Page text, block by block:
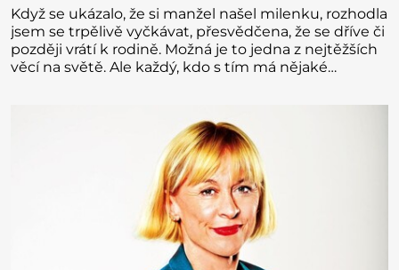
Když se ukázalo, že si manžel našel milenku, rozhodla
jsem se trpělivě vyčkávat, přesvědčena, že se dříve či
později vrátí k rodině. Možná je to jedna z nejtěžších
věcí na světě. Ale každý, kdo s tím má nějaké
znatelně se vám uleví. Když se ke mně doneslo, že si